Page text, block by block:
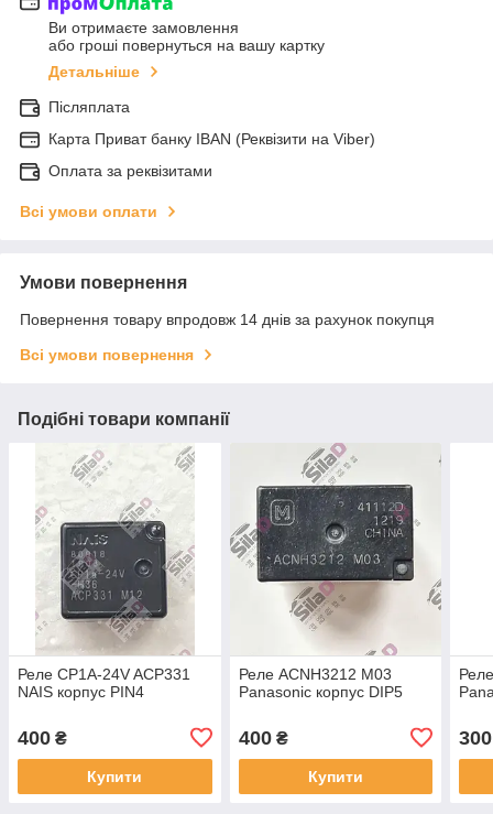
Ви отримаєте замовлення
або гроші повернуться на вашу картку
Детальніше
Післяплата
Карта Приват банку IBAN (Реквізити на Viber)
Оплата за реквізитами
Всі умови оплати
Умови повернення
Повернення товару впродовж 14 днів за рахунок покупця
Всі умови повернення
Подібні товари компанії
Реле CP1A-24V ACP331
NAIS корпус PIN4
400 ₴
Купити
Реле ACNH3212 M03
Panasonic корпус DIP5
400₴
Купити
300